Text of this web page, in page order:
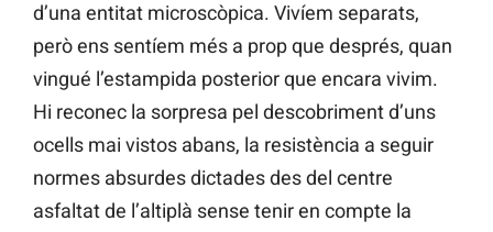
d’una entitat microscòpica. Vivíem separats,
però ens sentíem més a prop que després, quan
vingué l’estampida posterior que encara vivim.
Hi reconec la sorpresa pel descobriment d’uns
ocells mai vistos abans, la resistència a seguir
normes absurdes dictades des del centre
asfaltat de l’altiplà sense tenir en compte la